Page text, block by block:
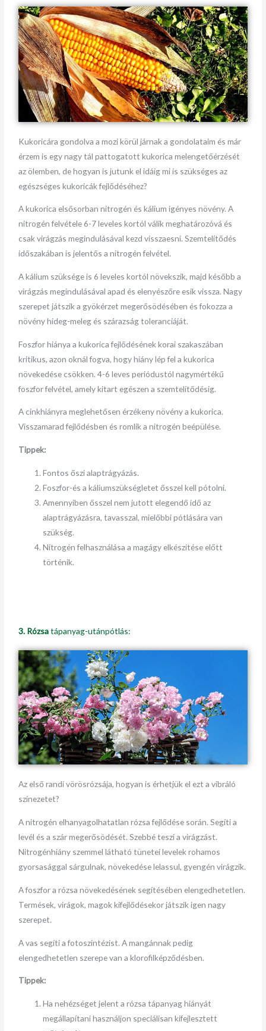
Kukoricára gondolva a mozi körül járnak a gondolataim és már
érzem is egy nagy tál pattogatott kukorica melengetőérzését
az ölemben, de hogyan is jutunk el idáig mi is szükséges az
egészséges kukoricák fejlődéséhez?
A kukorica elsősorban nitrogén és kálium igényes növény. A
nitrogén felvétele 6-7 leveles kortól válik meghatározóvá és
csak virágzás megindulásával kezd visszaesni. Szemtelítődés
időszakában is jelentős a nitrogén felvétel.
A kálium szüksége is 6 leveles kortól növekszik, majd később a
virágzás megindulásával apad és elenyészőre esik vissza. Nagy
szerepet játszik a gyökérzet megerősödésében és fokozza a
növény hideg-meleg és szárazság toleranciáját.
Foszfor hiánya a kukorica fejlődésének korai szakaszában
kritikus, azon oknál fogva, hogy hiány lép fel a kukorica
növekedése csökken. 4-6 leves periódustól nagymértékű
foszfor felvétel, amely kitart egészen a szemtelítődésig.
A cinkhiányra meglehetősen érzékeny növény a kukorica.
Visszamarad fejlődésben és romlik a nitrogén beépülése.
Tippek:
Fontos őszi alaptrágyázás.
Foszfor-és a káliumszükségletet ősszel kell pótolni.
Amennyiben ősszel nem jutott elegendő idő az
alaptrágyázásra, tavasszal, mielőbbi pótlására van
szükség.
Nitrogén felhasználása a magágy elkészítése előtt
történik.
3. Rózsatápanyag-utánpótlás:
Az első randi vörösrózsája, hogyan is érhetjük el ezt a vibráló
színezetet?
A nitrogén elhanyagolhatatlan rózsa fejlődése során. Segíti a
levél és a szár megerősödését. Szebbé teszi a virágzást.
Nitrogénhiány szemmel látható tünetei levelek rohamos
gyorsasággal sárgulnak, növekedése lelassul, gyengén virágzik.
A foszfor a rózsa növekedésének segítésében elengedhetetlen.
Termések, virágok, magok kifejlődésekor játszik igen nagy
szerepet.
A vas segíti a fotoszintézist. A mangánnak pedig
elengedhetetlen szerepe van a klorofilképződésben.
Tippek:
Ha nehézséget jelent a rózsa tápanyag hiányát
megállapítani használjon speciálisan kifejlesztett